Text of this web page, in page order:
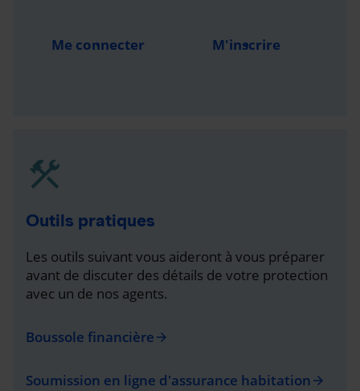
Me connecter M'inscrire
Outils pratiques
Les outils suivant vous aideront à vous préparer
avant de discuter des détails de votre protection
avec un de nos agents.
Boussole financière arrow_forward
Soumission en ligne d'assurance habitation arrow_forward